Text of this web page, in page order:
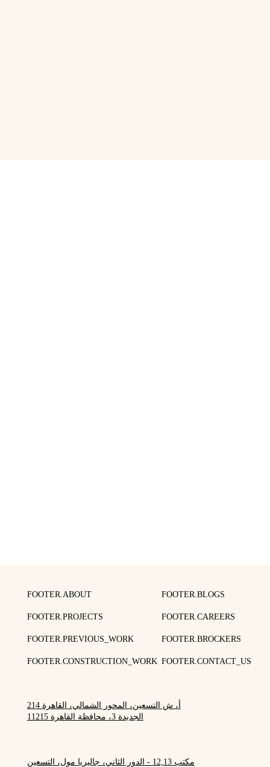
FOOTER.ABOUT
FOOTER.PROJECTS
FOOTER.PREVIOUS_WORK
FOOTER.CONSTRUCTION_WORK
FOOTER.BLOGS
FOOTER.CAREERS
FOOTER.BROCKERS
FOOTER.CONTACT_US
214 أ، ش التسعين، المحور الشمالي، القاهرة
الجديدة 3، محافظة القاهرة 11215
مكتب 12,13 - الدور الثاني، جاليريا مول، التسعين